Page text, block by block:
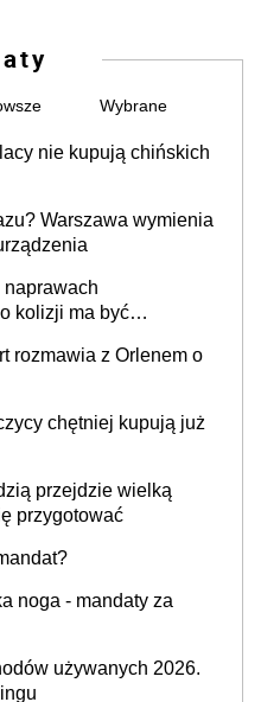
Wybrane
nie kupują chińskich
Warszawa wymienia
kolizji ma być
rozmawia z Orlenem o
chętniej kupują już
przejdzie wielką
przygotować
noga - mandaty za
używanych 2026.